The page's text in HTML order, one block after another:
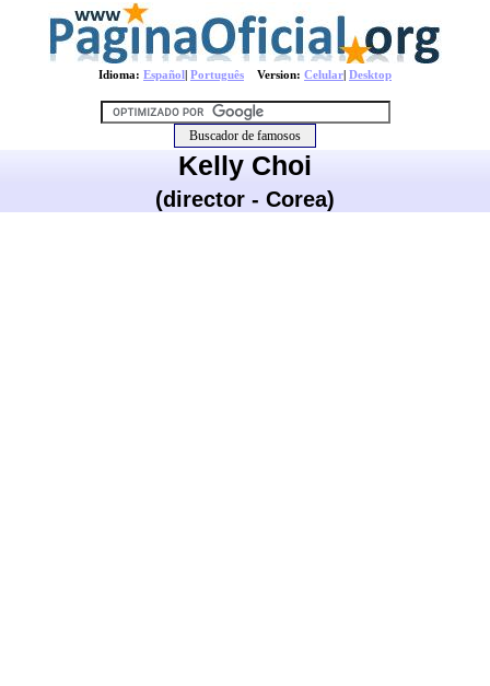
Idioma: Español| Português Version: Celular| Desktop
Kelly Choi
(director - Corea)